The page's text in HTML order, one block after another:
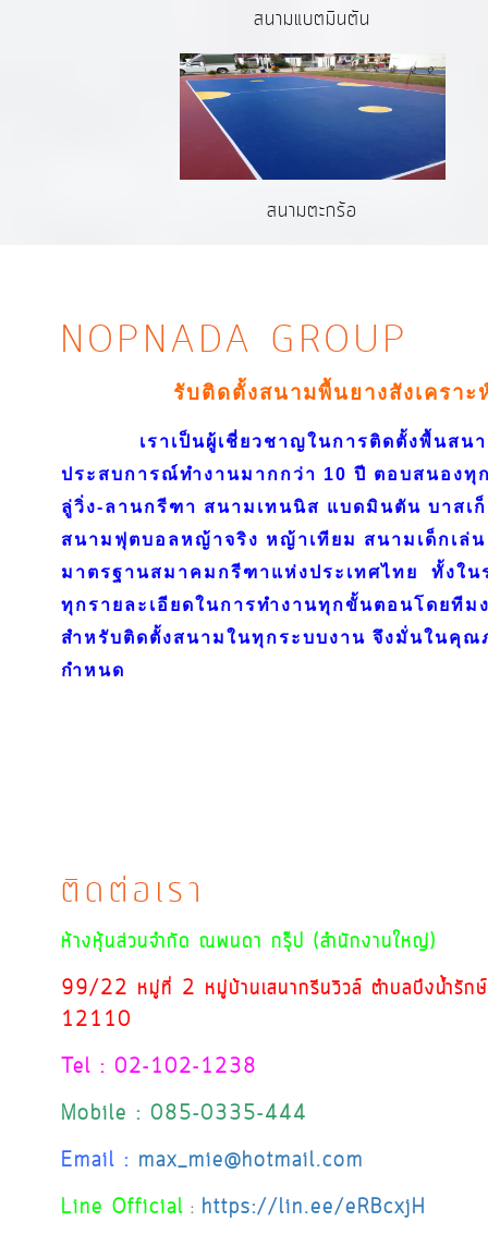
สนามแบตมินตัน
สนามตะกร้อ
NOPNADA GROUP
รับติดตั้งสนามพื้นยางสังเครา
เราเป็นผู้เชี่ยวชาญในการติดตั้งพื้นสนา
ประสบการณ์ทำงานมากกว่า 10 ปี ตอบสนองทุ
ลู่วิ่ง-ลานกรีฑา สนามเทนนิส แบดมินตัน บาสเ
สนามฟุตบอลหญ้าจริง หญ้าเทียม สนามเด็กเล่
มาตรฐานสมาคมกรีฑาแห่งประเทศไทย ทั้งใ
ทุกรายละเอียดในการทำงานทุกขั้นตอนโดยที
สำหรับติดตั้งสนามในทุกระบบงาน จึงมั่นในคุ
กำหนด
ติดต่อเรา
ห้างหุ้นส่วนจำกัด ณพนดา กรุ๊ป (สำนักงานใหญ่)
99/22 หมู่ที่ 2 หมู่บ้านเสนากรีนวิวล์ ตำบลบึงน้ำรัก
12110
Tel : 02-102-1238
Mobile : 085-0335-444
Email : max_mie@hotmail.com
Line Official : https://lin.ee/eRBcxjH